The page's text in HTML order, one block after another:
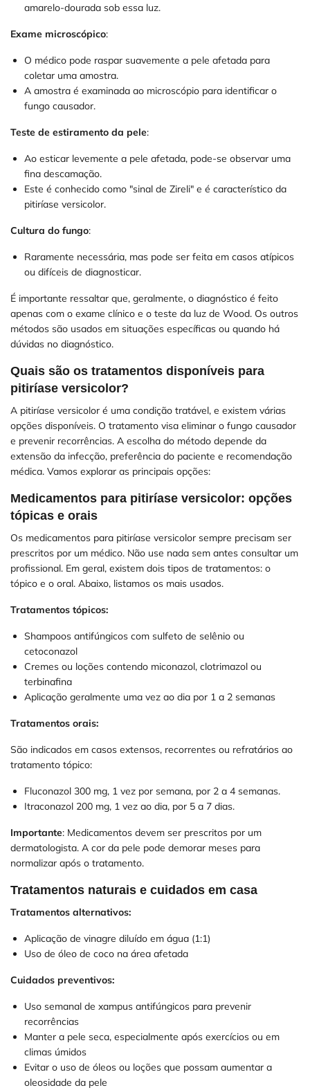
amarelo-dourada sob essa luz.
Exame microscópico:
O médico pode raspar suavemente a pele afetada para
coletar uma amostra.
A amostra é examinada ao microscópio para identificar o
fungo causador.
Teste de estiramento da pele:
Ao esticar levemente a pele afetada, pode-se observar uma
fina descamação.
Este é conhecido como "sinal de Zireli" e é característico da
pitiríase versicolor.
Cultura do fungo:
Raramente necessária, mas pode ser feita em casos atípicos
ou difíceis de diagnosticar.
É importante ressaltar que, geralmente, o diagnóstico é feito
apenas com o exame clínico e o teste da luz de Wood. Os outros
métodos são usados em situações específicas ou quando há
dúvidas no diagnóstico.
Quais são os tratamentos disponíveis para
pitiríase versicolor?
A pitiríase versicolor é uma condição tratável, e existem várias
opções disponíveis. O tratamento visa eliminar o fungo causador
e prevenir recorrências. A escolha do método depende da
extensão da infecção, preferência do paciente e recomendação
médica. Vamos explorar as principais opções:
Medicamentos para pitiríase versicolor: opções
tópicas e orais
Os medicamentos para pitiríase versicolor sempre precisam ser
prescritos por um médico. Não use nada sem antes consultar um
profissional. Em geral, existem dois tipos de tratamentos: o
tópico e o oral. Abaixo, listamos os mais usados.
Tratamentos tópicos:
Shampoos antifúngicos com sulfeto de selênio ou
cetoconazol
Cremes ou loções contendo miconazol, clotrimazol ou
terbinafina
Aplicação geralmente uma vez ao dia por 1 a 2 semanas
Tratamentos orais:
São indicados em casos extensos, recorrentes ou refratários ao
tratamento tópico:
Fluconazol 300 mg, 1 vez por semana, por 2 a 4 semanas.
Itraconazol 200 mg, 1 vez ao dia, por 5 a 7 dias.
Importante: Medicamentos devem ser prescritos por um
dermatologista. A cor da pele pode demorar meses para
normalizar após o tratamento.
Tratamentos naturais e cuidados em casa
Tratamentos alternativos:
Aplicação de vinagre diluído em água (1:1)
Uso de óleo de coco na área afetada
Cuidados preventivos:
Uso semanal de xampus antifúngicos para prevenir
recorrências
Manter a pele seca, especialmente após exercícios ou em
climas úmidos
Evitar o uso de óleos ou loções que possam aumentar a
oleosidade da pele